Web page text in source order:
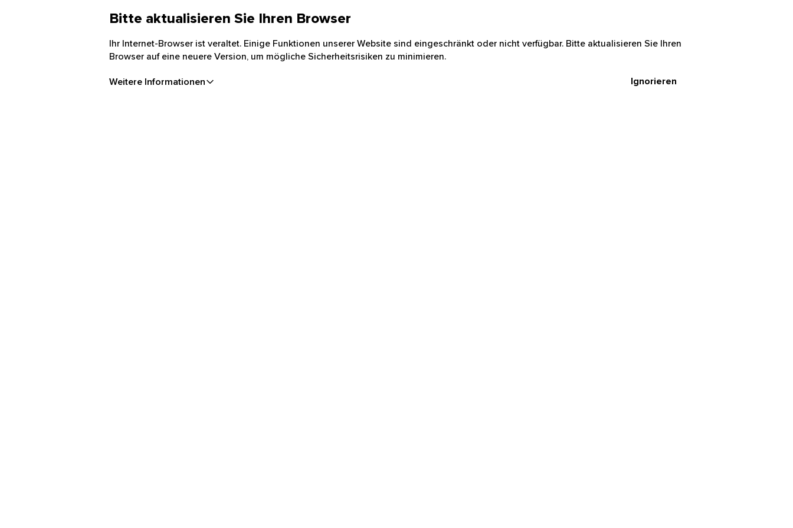
Bitte aktualisieren Sie Ihren Browser
Ihr Internet-Browser ist veraltet. Einige Funktionen unserer Website sind eingeschränkt oder nicht verfügbar. Bitte aktualisieren Sie Ihren
Browser auf eine neuere Version, um mögliche Sicherheitsrisiken zu minimieren.
Weitere Informationen Ignorieren